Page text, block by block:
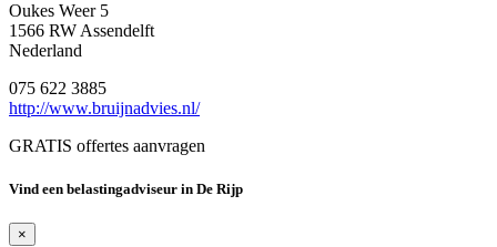
Oukes Weer 5
1566 RW Assendelft
Nederland
075 622 3885
http://www.bruijnadvies.nl/
GRATIS offertes aanvragen
Vind een belastingadviseur in De Rijp
×